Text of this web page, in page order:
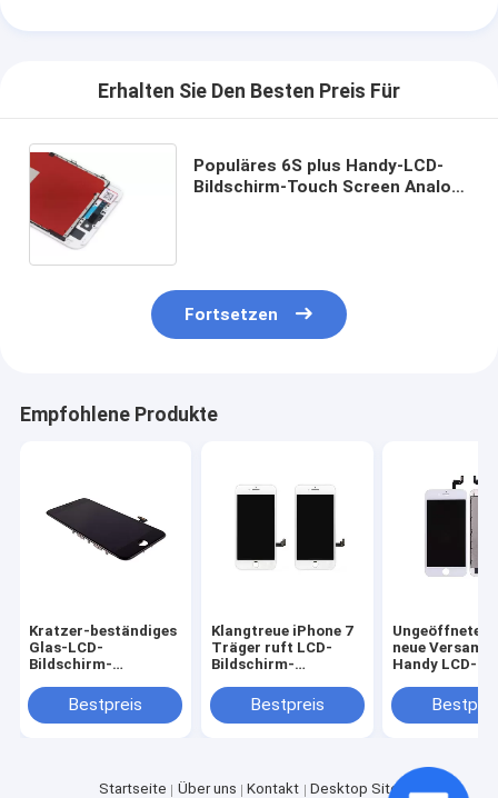
Erhalten Sie Den Besten Preis Für
Populäres 6S plus Handy-LCD-
Bildschirm-Touch Screen Analog-
Fortsetzen
Empfohlene Produkte
Kratzer-beständiges
Glas-LCD-
Bildschirm-
Telefon-Ersatzteil-
Soem Iphone 7
Bestpreis
Klangtreue iPhone 7
Träger ruft LCD-
Bildschirm-
Zusatz-Teile an
Bestpreis
Ungeöffnete
neue
Handy LCD-
iPhone 6S,
Weiß/
Startseite Über uns Kontakt Desktop Site